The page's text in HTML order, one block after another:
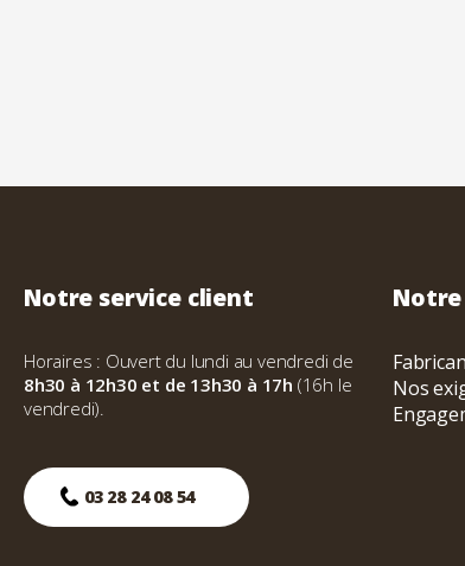
Notre service client
Horaires : Ouvert du lundi au vendredi de
8h30 à 12h30 et de 13h30 à 17h (16h le
vendredi).
03 28 24 08 54
Nos